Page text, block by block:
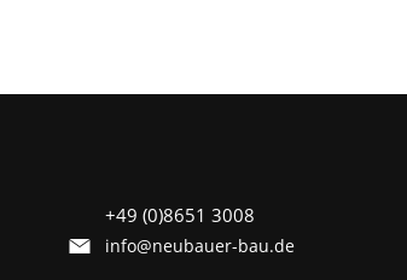
+49 (0)8651 3008
info@neubauer-bau.de